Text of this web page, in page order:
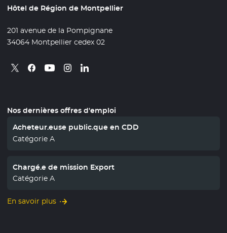
Hôtel de Région de Montpellier
201 avenue de la Pompignane
34064 Montpellier cedex 02
Retrouvez nous sur X
- Nouvelle fenêtre
Retrouvez nous sur Facebook
- Nouvelle fenêtre
Retrouvez nous sur Youtube
- Nouvelle fenêtre
Retrouvez nous sur Instagram
- Nouvelle fenêtre
Retrouvez nous sur Linkedin
- Nouvelle fenêtre
Nos dernières offres d'emploi
Acheteur.euse public.que en CDD
Catégorie A
Chargé.e de mission Export
Catégorie A
En savoir plus